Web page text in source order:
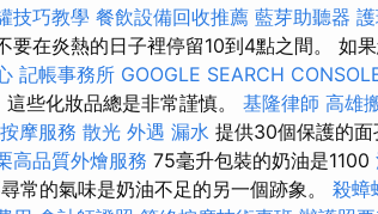
技巧教學 餐飲設備回收推薦 藍芽助聽器
要在炎熱的日子裡停留10到4點之間。 如
記帳事務所 GOOGLE SEARCH
些化妝品總是非常謹慎。 基隆律師 高雄
摩服務 散光 外遇 漏水 提供30個保護的面
高品質外燴服務 75毫升包裝的奶油是1100
常的氣味是奶油不足的另一個跡象。 殺蟑